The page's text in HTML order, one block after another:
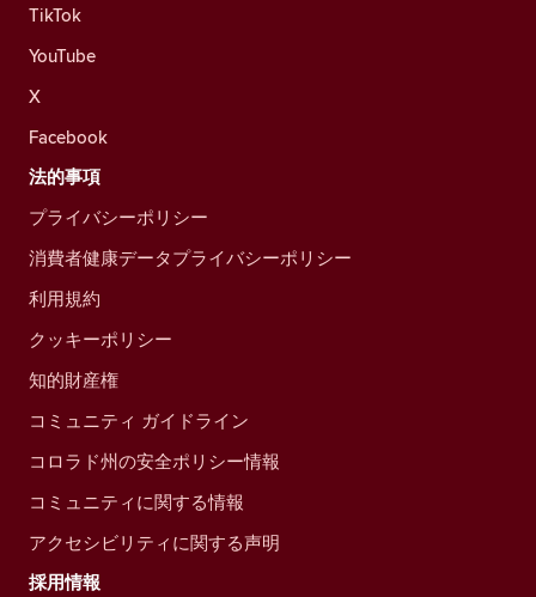
TikTok
YouTube
X
Facebook
法的事項
プライバシーポリシー
消費者健康データプライバシーポリシー
利用規約
クッキーポリシー
知的財産権
コミュニティ ガイドライン
コロラド州の安全ポリシー情報
コミュニティに関する情報
アクセシビリティに関する声明
採用情報